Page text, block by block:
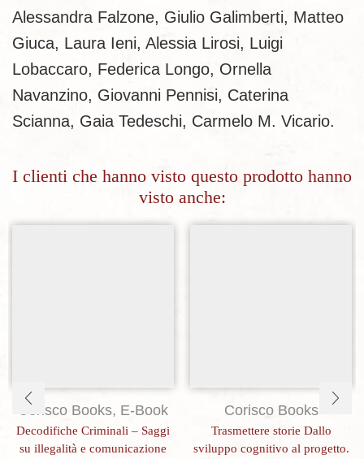
Alessandra Falzone, Giulio Galimberti, Matteo
Giuca, Laura Ieni, Alessia Lirosi, Luigi
Lobaccaro, Federica Longo, Ornella
Navanzino, Giovanni Pennisi, Caterina
Scianna, Gaia Tedeschi, Carmelo M. Vicario.
I clienti che hanno visto questo prodotto hanno
visto anche:
Corisco Books, E-Book
Decodifiche Criminali – Saggi
su illegalità e comunicazione
Corisco Books
Trasmettere storie Dallo
sviluppo cognitivo al progetto.